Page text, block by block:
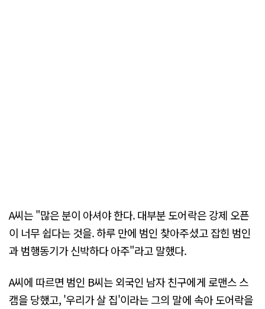
A씨는 "많은 분이 아셔야 한다. 대부분 도어락은 강제 오픈
이 너무 쉽다는 것을. 하루 만에 범인 찾아주셨고 잡힌 범인
과 범행동기가 신박하다 아주"라고 말했다.
A씨에 따르면 범인 B씨는 외국인 남자 친구에게 로맨스 스
캠을 당했고, '우리가 살 집'이라는 그의 말에 속아 도어락을